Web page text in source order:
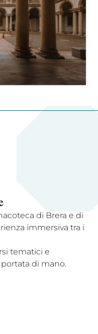
di Brera e di
immersiva tra i
tematici e
di mano.